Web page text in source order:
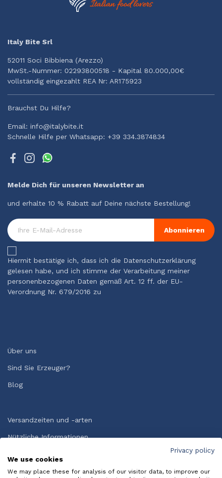
Italy Bite Srl
52011 Soci Bibbiena (Arezzo)
MwSt.-Nummer: 02293800518 - Kapital 80.000,00€
vollständig eingezahlt REA Nr: AR175923
Brauchst Du Hilfe?
Email: info@italybite.it
Schnelle Hilfe per Whatsapp: +39 334.3874834
Melde Dich für unseren Newsletter an
und erhalte 10 % Rabatt auf Deine nächste Bestellung!
Abonnieren
Hiermit bestätige ich, dass ich die Datenschutzerklärung
gelesen habe, und ich stimme der Verarbeitung meiner
personenbezogenen Daten gemäß Art. 12 ff. der EU-
Verordnung Nr. 679/2016 zu
Über uns
Sind Sie Erzeuger?
Blog
Versandzeiten und -arten
Nützliche Informationen
HÄUFIG GESTELLTE FRAGEN
Privacy policy
We use cookies
We may place these for analysis of our visitor data, to improve our